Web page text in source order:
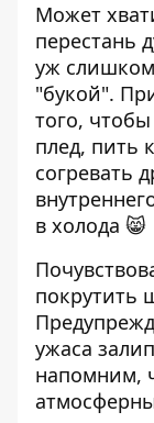
Может
перестань
уж
"букой".
того,
плед, пить
согревать
в холода 😸
покрутить
ужаса
напомним,